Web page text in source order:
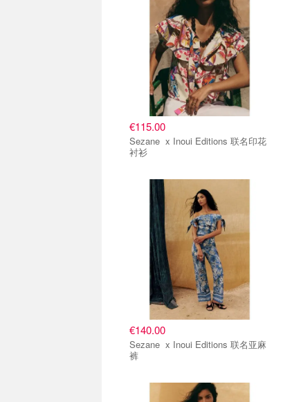
€115.00
Sezane x Inoui Editions 联名印花
衬衫
€140.00
Sezane x Inoui Editions 联名亚麻
裤